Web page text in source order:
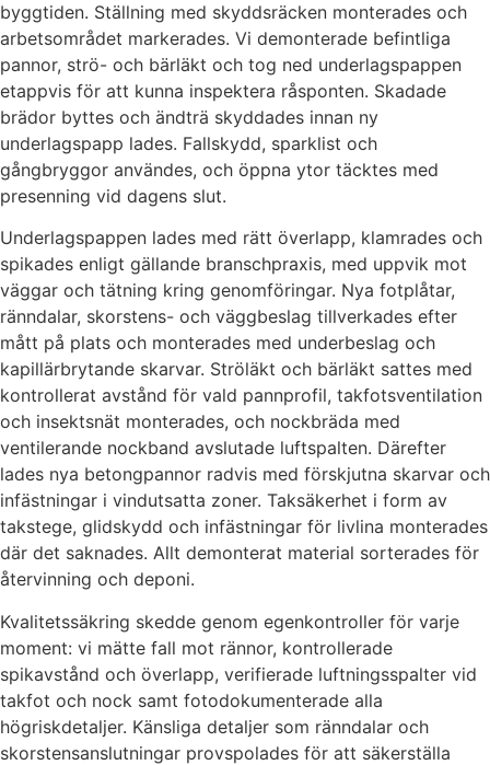
byggtiden. Ställning med skyddsräcken monterades och
arbetsområdet markerades. Vi demonterade befintliga
pannor, strö- och bärläkt och tog ned underlagspappen
etappvis för att kunna inspektera råsponten. Skadade
brädor byttes och ändträ skyddades innan ny
underlagspapp lades. Fallskydd, sparklist och
gångbryggor användes, och öppna ytor täcktes med
presenning vid dagens slut.
Underlagspappen lades med rätt överlapp, klamrades och
spikades enligt gällande branschpraxis, med uppvik mot
väggar och tätning kring genomföringar. Nya fotplåtar,
ränndalar, skorstens- och väggbeslag tillverkades efter
mått på plats och monterades med underbeslag och
kapillärbrytande skarvar. Ströläkt och bärläkt sattes med
kontrollerat avstånd för vald pannprofil, takfotsventilation
och insektsnät monterades, och nockbräda med
ventilerande nockband avslutade luftspalten. Därefter
lades nya betongpannor radvis med förskjutna skarvar och
infästningar i vindutsatta zoner. Taksäkerhet i form av
takstege, glidskydd och infästningar för livlina monterades
där det saknades. Allt demonterat material sorterades för
återvinning och deponi.
Kvalitetssäkring skedde genom egenkontroller för varje
moment: vi mätte fall mot rännor, kontrollerade
spikavstånd och överlapp, verifierade luftningsspalter vid
takfot och nock samt fotodokumenterade alla
högriskdetaljer. Känsliga detaljer som ränndalar och
skorstensanslutningar provspolades för att säkerställa